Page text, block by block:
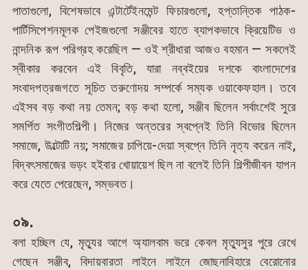
পাতাগুলো, বিশেষভাবে এন্টার্টেইনমেন্ট ফিচারগুলো, হপ্তান্তিক পাঠক-
পার্টিসিপেশনমূলক পেইজগুলো সঞ্জীবের হাতে ব্যাপকভাবে ক্রিয়েটিভ ও
নান্দনিক রূপ পরিগ্রহ করেছিল — ওই শ্রীধারা আজও বহমান — সকলেই
স্বীকার করবেন এই বিবৃতি, যারা নব্বইয়ের দশকে বাংলাদেশের
সংবাদপত্রজগতে সূচিত তরুণোদয় সম্পর্কে সম্যক ওয়াকেফহাল। তবে
এইসব বড় কথা নয় তেমন; বড় কথা হলো, সঞ্জীব ছিলেন সর্বাংশেই সুরে
সমর্পিত সংগীতশিল্পী। নিজের অন্তরের স্বপ্নেই তিনি বিভোর ছিলেন
সমাজে, উল্টোটি নয়; সমাজের চাপিয়ে-দেয়া স্বপ্নে তিনি নৃত্য করেন নাই,
বিদ্বৎসমাজের ভড়ং হইবার খোয়ায়েশ ছিল না বলেই তিনি শিল্পীজীবন যাপন
করে যেতে পেরেছেন, সম্ভবত।
০৯.
বলা হচ্ছিল যে, মৃত্যুর আগে অ্যালবাম ভরে কেবল মৃত্যুসুর পুরে রেখে
গেছেন সঞ্জীব, বিদায়বারতা লাইনে লাইনে জোছনাবিহারে বেরোনোর